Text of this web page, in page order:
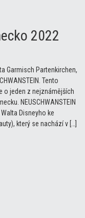
2022
Garmisch Partenkirchen,
Tento
o jeden z nejznámějších
NEUSCHWANSTEIN
Disneyho ke
který se nachází v […]